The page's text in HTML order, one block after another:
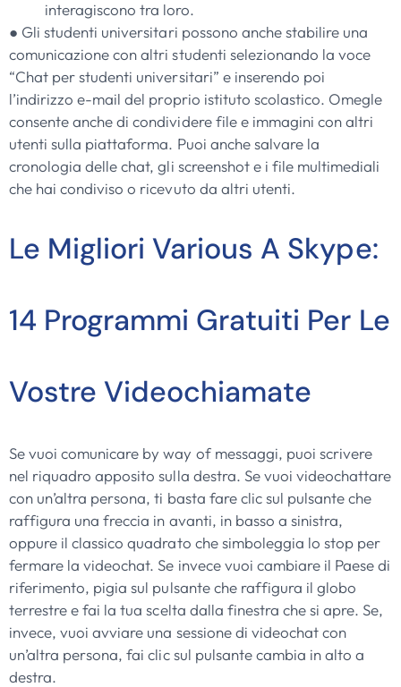
interagiscono tra loro.
● Gli studenti universitari possono anche stabilire una
comunicazione con altri studenti selezionando la voce
“Chat per studenti universitari” e inserendo poi
l’indirizzo e-mail del proprio istituto scolastico. Omegle
consente anche di condividere file e immagini con altri
utenti sulla piattaforma. Puoi anche salvare la
cronologia delle chat, gli screenshot e i file multimediali
che hai condiviso o ricevuto da altri utenti.
Le Migliori Various A Skype:
14 Programmi Gratuiti Per Le
Vostre Videochiamate
Se vuoi comunicare by way of messaggi, puoi scrivere
nel riquadro apposito sulla destra. Se vuoi videochattare
con un’altra persona, ti basta fare clic sul pulsante che
raffigura una freccia in avanti, in basso a sinistra,
oppure il classico quadrato che simboleggia lo stop per
fermare la videochat. Se invece vuoi cambiare il Paese di
riferimento, pigia sul pulsante che raffigura il globo
terrestre e fai la tua scelta dalla finestra che si apre. Se,
invece, vuoi avviare una sessione di videochat con
un’altra persona, fai clic sul pulsante cambia in alto a
destra.